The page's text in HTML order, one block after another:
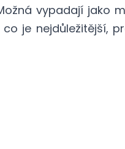
vypadají jako
je nejdůležitější,